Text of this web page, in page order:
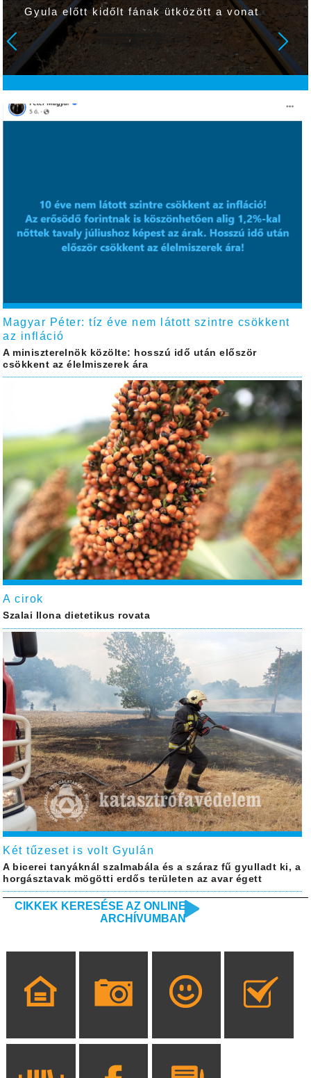
Gyula előtt kidőlt fának ütközött a vonat
Magyar Péter: tíz éve nem látott szintre csökkent
az infláció
A miniszterelnök közölte: hosszú idő után először
csökkent az élelmiszerek ára
A cirok
Szalai Ilona dietetikus rovata
Két tűzeset is volt Gyulán
A bicerei tanyáknál szalmabála és a száraz fű gyulladt ki, a
horgásztavak mögötti erdős területen az avar égett
CIKKEK KERESÉSE AZ ONLINE
ARCHÍVUMBAN